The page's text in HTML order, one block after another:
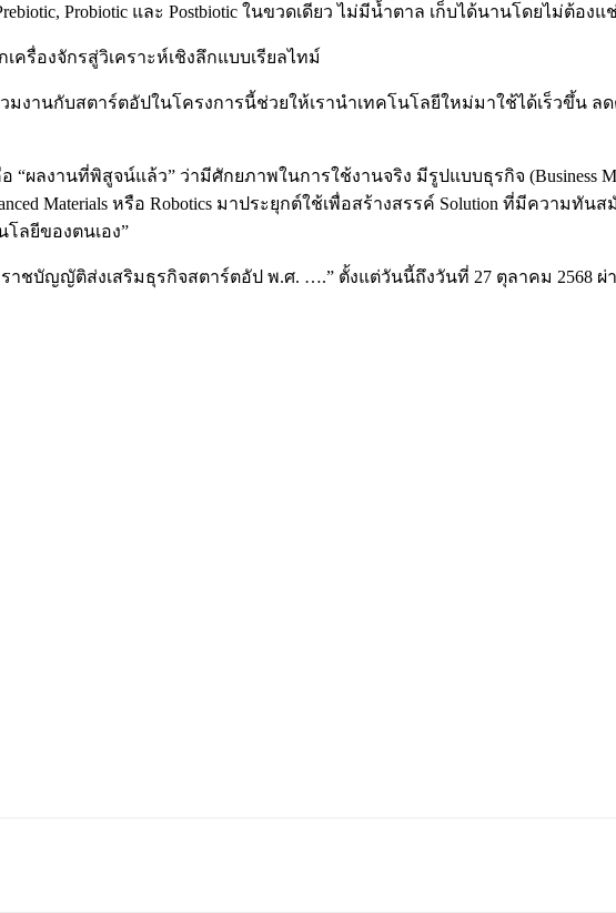
Probiotic และ Postbiotic ในขวดเดียว ไม่มีน้ำตาล เก็บได้นานโดยไม่ต้องแ
ครื่องจักรสู่วิเคราะห์เชิงลึกแบบเรียลไทม์
งานกับสตาร์ตอัปในโครงการนี้ช่วยให้เรานำเทคโนโลยีใหม่มาใช้ได้เร็วขึ้น ล
ผลงานที่พิสูจน์แล้ว” ว่ามีศักยภาพในการใช้งานจริง มีรูปแบบธุรกิจ (Business
Materials หรือ Robotics มาประยุกต์ใช้เพื่อสร้างสรรค์ Solution ที่มีความทันสมั
ลยีของตนเอง”
ญญัติส่งเสริมธุรกิจสตาร์ตอัป พ.ศ. ….” ตั้งแต่วันนี้ถึงวันที่ 27 ตุลาคม 2568 ผ่าน